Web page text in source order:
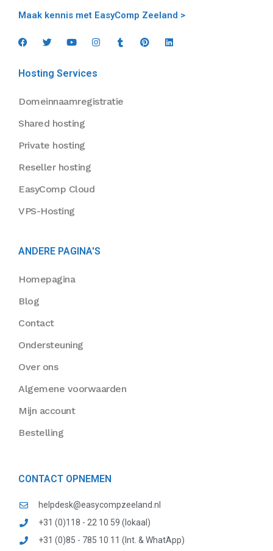
Maak kennis met EasyComp Zeeland >
Hosting Services
Domeinnaamregistratie
Shared hosting
Private hosting
Reseller hosting
EasyComp Cloud
VPS-Hosting
ANDERE PAGINA'S
Homepagina
Blog
Contact
Ondersteuning
Over ons
Algemene voorwaarden
Mijn account
Bestelling
CONTACT OPNEMEN
helpdesk@easycompzeeland.nl
+31 (0)118 - 22 10 59 (lokaal)
+31 (0)85 - 785 10 11 (Int. & WhatApp)